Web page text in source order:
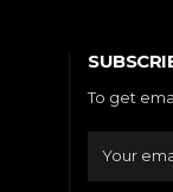
To get